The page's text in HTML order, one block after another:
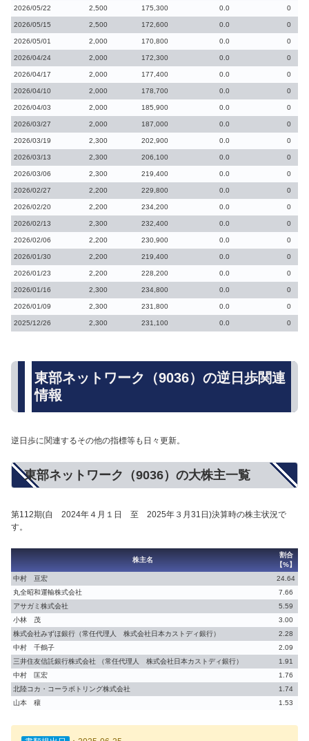
2026/05/22 2,500 175,300 0.0 0
2026/05/15 2,500 172,600 0.0 0
2026/05/01 2,000 170,800 0.0 0
2026/04/24 2,000 172,300 0.0 0
2026/04/17 2,000 177,400 0.0 0
2026/04/10 2,000 178,700 0.0 0
2026/04/03 2,000 185,900 0.0 0
2026/03/27 2,000 187,000 0.0 0
2026/03/19 2,300 202,900 0.0 0
2026/03/13 2,300 206,100 0.0 0
2026/03/06 2,300 219,400 0.0 0
2026/02/27 2,200 229,800 0.0 0
2026/02/20 2,200 234,200 0.0 0
2026/02/13 2,300 232,400 0.0 0
2026/02/06 2,200 230,900 0.0 0
2026/01/30 2,200 219,400 0.0 0
2026/01/23 2,200 228,200 0.0 0
2026/01/16 2,300 234,800 0.0 0
2026/01/09 2,300 231,800 0.0 0
2025/12/26 2,300 231,100 0.0 0
東部ネットワーク（9036）の逆日歩関連
情報
逆日歩に関連するその他の指標等も日々更新。
東部ネットワーク（9036）の大株主一覧
第112期(自 2024年４月１日 至 2025年３月31日)決算時の株主状況で
す。
株主名
割合
【%】
中村 亘宏
24.64
丸全昭和運輸株式会社
7.66
アサガミ株式会社
5.59
小林 茂
3.00
株式会社みずほ銀行（常任代理人 株式会社日本カストディ銀行）
2.28
中村 千鶴子
2.09
三井住友信託銀行株式会社 （常任代理人 株式会社日本カストディ銀行）
1.91
中村 匡宏
1.76
北陸コカ・コーラボトリング株式会社
1.74
山本 穰
1.53